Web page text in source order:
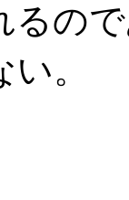
るの
。